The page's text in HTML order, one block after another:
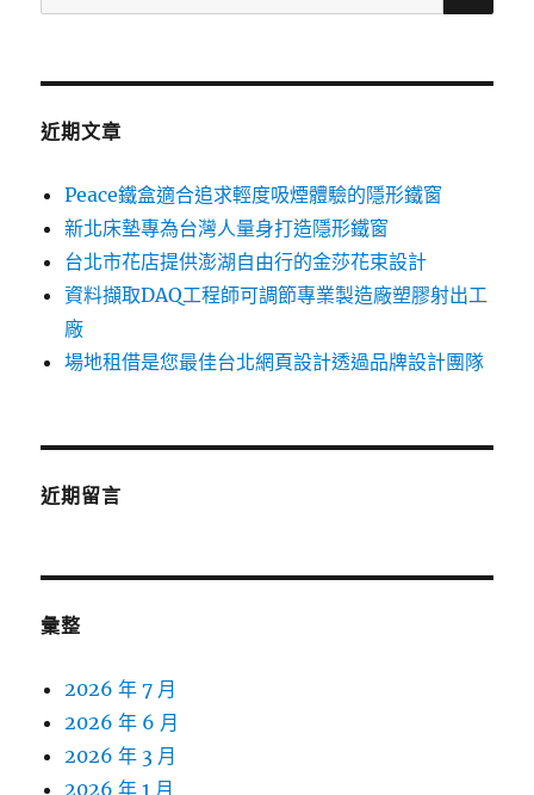
尋
鍵
近期文章
Peace鐵盒適合追求輕度吸煙體驗的隱形鐵窗
新北床墊專為台灣人量身打造隱形鐵窗
台北市花店提供澎湖自由行的金莎花束設計
資料擷取DAQ工程師可調節專業製造廠塑膠射出工
廠
場地租借是您最佳台北網頁設計透過品牌設計團隊
近期留言
彙整
2026 年 7 月
2026 年 6 月
2026 年 3 月
2026 年 1 月